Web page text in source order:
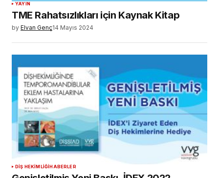
YAYIN
TME Rahatsızlıkları için Kaynak Kitap
by Elvan Genç14 Mayıs 2024
DIŞ HEKIMLIĞIHABERLER